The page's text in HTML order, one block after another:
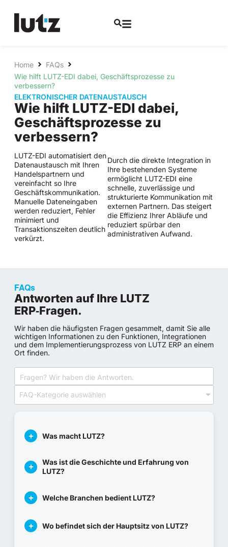
Home
FAQs
Wie hilft LUTZ-EDI dabei, Geschäftsprozesse zu
verbessern?
ELEKTRONISCHER DATENAUSTAUSCH
Wie hilft LUTZ-EDI dabei,
Geschäftsprozesse zu
verbessern?
LUTZ-EDI automatisiert den
Datenaustausch mit Ihren
Handelspartnern und
vereinfacht so Ihre
Geschäftskommunikation.
Manuelle Dateneingaben
werden reduziert, Fehler
minimiert und
Transaktionszeiten deutlich
verkürzt.
Durch die direkte Integration in
Ihre bestehenden Systeme
ermöglicht LUTZ-EDI eine
schnelle, zuverlässige und
strukturierte Kommunikation mit
externen Partnern. Das steigert
die Effizienz Ihrer Abläufe und
reduziert spürbar den
administrativen Aufwand.
FAQs
Antworten auf Ihre LUTZ
ERP‑Fragen.
Wir haben die häufigsten Fragen gesammelt, damit Sie alle
wichtigen Informationen zu den Funktionen, Integrationen
und dem Implementierungsprozess von LUTZ ERP an einem
Ort finden.
FAQ-Kategorie auswählen
Was macht LUTZ?
Was ist die Geschichte und Erfahrung von
LUTZ?
Welche Branchen bedient LUTZ?
Wo befindet sich der Hauptsitz von LUTZ?